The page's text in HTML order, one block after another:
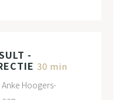
-
30 min
Hoogers-